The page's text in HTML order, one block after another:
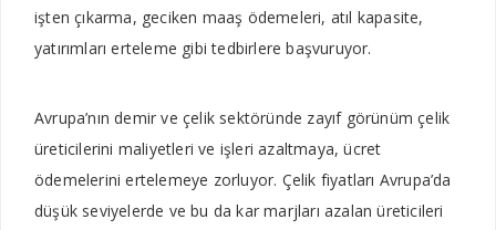
işten çıkarma, geciken maaş ödemeleri, atıl kapasite,
yatırımları erteleme gibi tedbirlere başvuruyor.
Avrupa’nın demir ve çelik sektöründe zayıf görünüm çelik
üreticilerini maliyetleri ve işleri azaltmaya, ücret
ödemelerini ertelemeye zorluyor. Çelik fiyatları Avrupa’da
düşük seviyelerde ve bu da kar marjları azalan üreticileri